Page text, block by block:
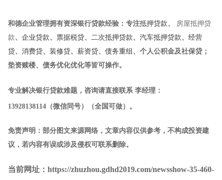
和德企业管理拥有资深银行贷款经验：专注抵押贷款、 房屋抵押贷
款、 企业贷款、 票据税贷、 二次抵押贷款、 汽车抵押贷款、 经营
贷、 消费贷、 装修贷、 薪资贷、 债务重组 、个人公积金及社保贷；
垫资赎楼、债务优化优化等皆可操作。
专业解决银行贷款难题，咨询请直接联系 李经理：
13928138114（微信同号）（全国可做） 。
免责声明：部分图文来源网络，文章内容仅供参考，不构成投资建
议，若内容有误或涉及侵权可联系删除。
当前网址：https://zhuzhou.gdhd2019.com/newsshow-35-460-